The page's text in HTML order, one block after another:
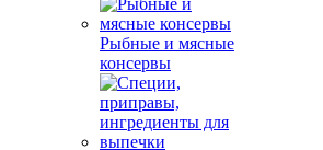
Рыбные и мясные
консервы